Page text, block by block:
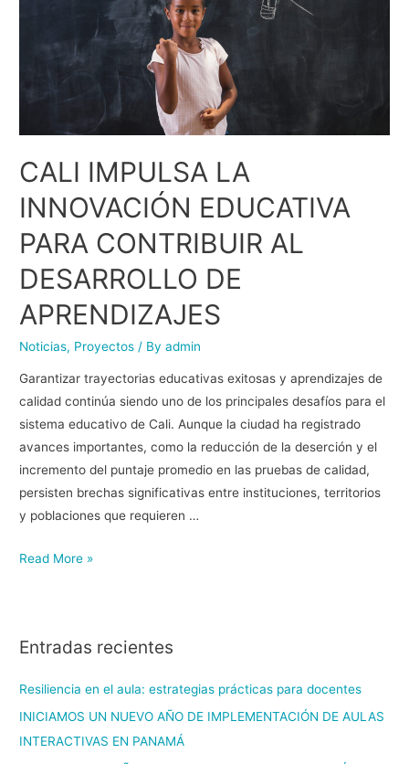
CALI IMPULSA LA
INNOVACIÓN EDUCATIVA
PARA CONTRIBUIR AL
DESARROLLO DE
APRENDIZAJES
Noticias, Proyectos / Byadmin
Garantizar trayectorias educativas exitosas y aprendizajes de
calidad continúa siendo uno de los principales desafíos para el
sistema educativo de Cali. Aunque la ciudad ha registrado
avances importantes, como la reducción de la deserción y el
incremento del puntaje promedio en las pruebas de calidad,
persisten brechas significativas entre instituciones, territorios
y poblaciones que requieren …
Read More »
Entradas recientes
Resiliencia en el aula: estrategias prácticas para docentes
INICIAMOS UN NUEVO AÑO DE IMPLEMENTACIÓN DE AULAS
INTERACTIVAS EN PANAMÁ